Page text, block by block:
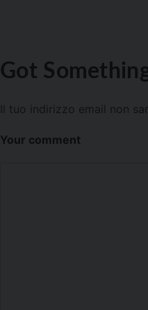
Got
Il tuo indirizzo email non
Your comment